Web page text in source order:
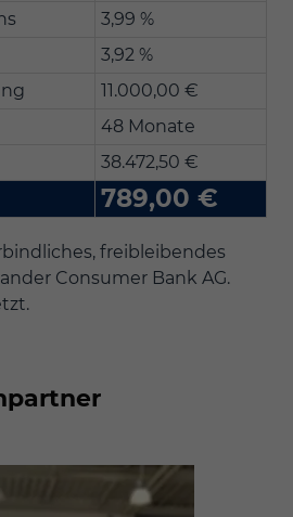
3,99 %
3,92 %
11.000,00 €
48 Monate
38.472,50 €
789,00 €
freibleibendes
Consumer Bank AG.